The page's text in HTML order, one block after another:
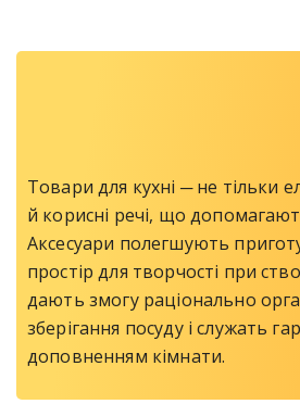
Товари для кухні ─ не тільки
й корисні речі, що
Аксесуари полегшують
простір для творчості при
дають змогу раціонально
зберігання посуду і служать
доповненням кімнати.